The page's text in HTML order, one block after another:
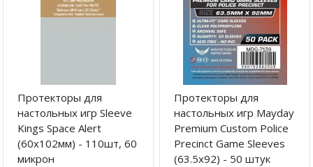
Протекторы для
настольных игр Sleeve
Kings Space Alert
(60x102мм) - 110шт, 60
микрон
Протекторы для
настольных игр Mayday
Premium Custom Police
Precinct Game Sleeves
(63.5x92) - 50 штук